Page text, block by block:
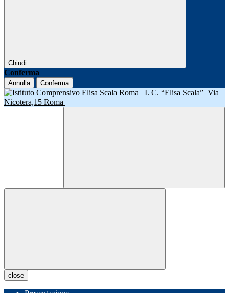
Chiudi
Conferma
Annulla Conferma
I. C. “Elisa Scala” Via
Nicotera,15 Roma
close